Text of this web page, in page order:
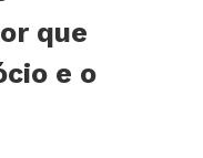
que
e o